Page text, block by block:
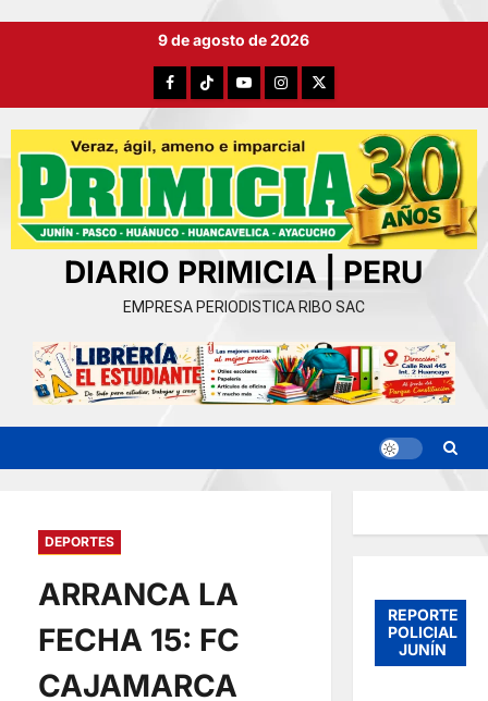
9 de agosto de 2026
FacebookTikTokYouTubeInstagram
X
DIARIO PRIMICIA | PERU
EMPRESA PERIODISTICA RIBO SAC
DEPORTES
ARRANCA LA
FECHA 15: FC
CAJAMARCA
REPORTE
POLICIAL
JUNÍN